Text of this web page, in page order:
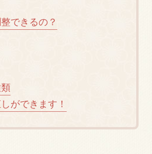
できるの？
ができます！